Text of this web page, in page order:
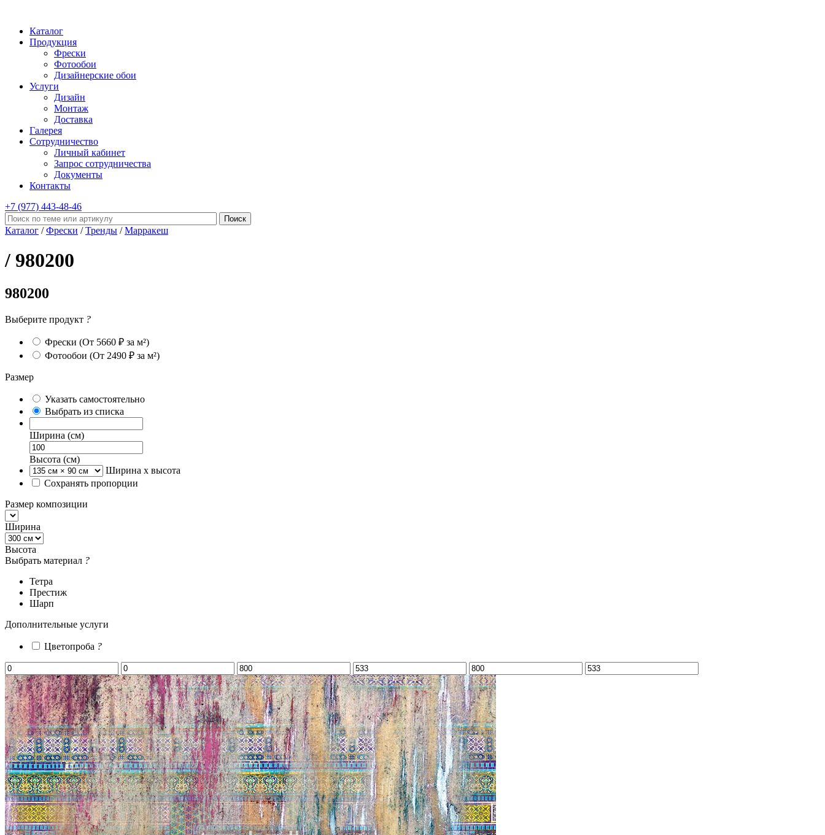
Каталог
Продукция
Фрески
Фотообои
Дизайнерские обои
Услуги
Дизайн
Монтаж
Доставка
Галерея
Сотрудничество
Личный кабинет
Запрос сотрудничества
Документы
Контакты
+7 (977) 443-48-46
Каталог /Фрески /Тренды /Марракеш
/ 980200
980200
Выберите продукт ?
Фрески (От 5660 ₽ за м²)
Фотообои (От 2490 ₽ за м²)
Размер
Указать самостоятельно
Выбрать из списка
Ширина (см)
Высота (см)
Ширина х высота
Сохранять пропорции
Размер композиции
Ширина
Высота
Выбрать материал ?
Тетра
Престиж
Шарп
Дополнительные услуги
Цветопроба ?